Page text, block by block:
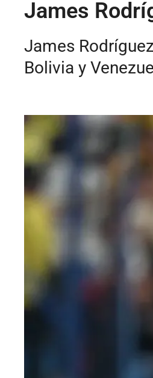
James
James
Bolivia y